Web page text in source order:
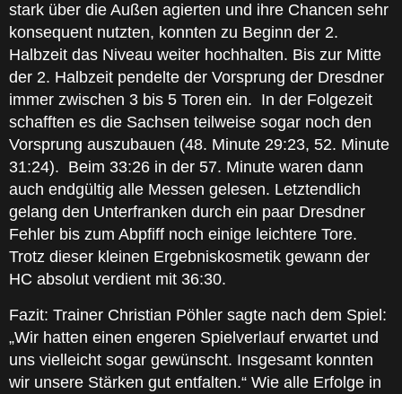
stark über die Außen agierten und ihre Chancen sehr
konsequent nutzten, konnten zu Beginn der 2.
Halbzeit das Niveau weiter hochhalten. Bis zur Mitte
der 2. Halbzeit pendelte der Vorsprung der Dresdner
immer zwischen 3 bis 5 Toren ein. In der Folgezeit
schafften es die Sachsen teilweise sogar noch den
Vorsprung auszubauen (48. Minute 29:23, 52. Minute
31:24). Beim 33:26 in der 57. Minute waren dann
auch endgültig alle Messen gelesen. Letztendlich
gelang den Unterfranken durch ein paar Dresdner
Fehler bis zum Abpfiff noch einige leichtere Tore.
Trotz dieser kleinen Ergebniskosmetik gewann der
HC absolut verdient mit 36:30.
Fazit: Trainer Christian Pöhler sagte nach dem Spiel:
„Wir hatten einen engeren Spielverlauf erwartet und
uns vielleicht sogar gewünscht. Insgesamt konnten
wir unsere Stärken gut entfalten.“ Wie alle Erfolge in